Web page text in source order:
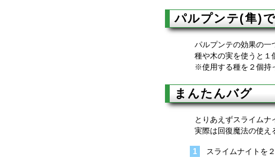
パルプンテ(隼)
パルプンテの効果の一
種や木の実を使うと１
※使用する種を２個持
まんたんバグ
とりあえずスライムナ
実際は回復魔法の使え
スライムナイトを